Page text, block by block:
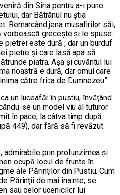
din Siria pentru a-i pune
dar Bătrânul nu ştia
Remarcând jena musafirilor săi,
vorbească greceşte şi le spuse:
pietrei este dură ; dar un burduf
pietre şi care lasă apa să
piatra. Aşa şi cuvântul lui
noastră e dură, dar omul care
către frica de Dumnezeu”.
un luceafăr în pustiu, învăţând
se un model viu al tuturor
în pace, la câtva timp după
449), dar fără să fi revăzut
admirabile prin profunzimea şi
ocupă locul de frunte în
ale Părinţilor din Pustiu. Cum
Părinţii de mai înainte, se
sau celor ucenicilor lui